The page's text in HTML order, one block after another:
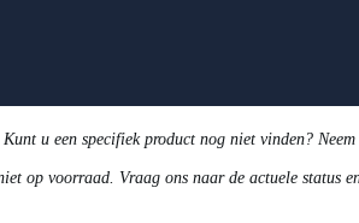
u een specifiek product nog niet vinden?
op voorraad. Vraag ons naar de actuele status